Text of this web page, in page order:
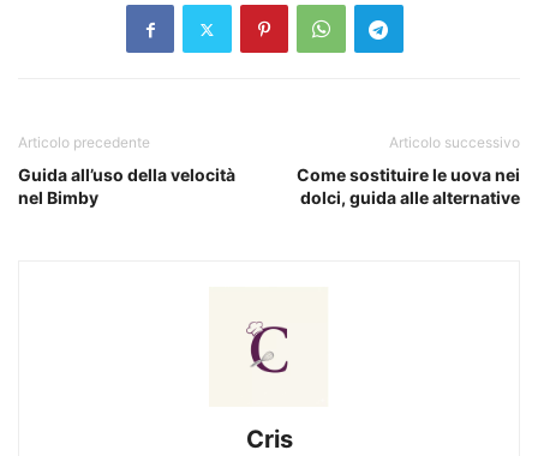
Articolo precedente
Guida all’uso della velocità
nel Bimby
Articolo successivo
Come sostituire le uova nei
dolci, guida alle alternative
Cris